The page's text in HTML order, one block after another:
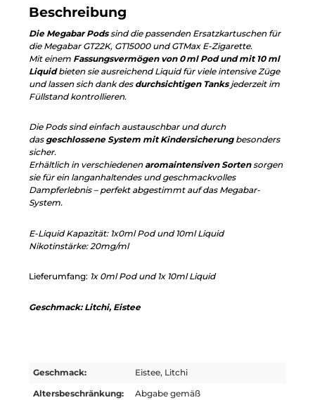
Beschreibung
Die Megabar Podssind die passenden Ersatzkartuschen für
die Megabar GT22K, GT15000 und GTMax E-Zigarette.
Mit einem Fassungsvermögen von 0 ml Pod und mit 10 ml
Liquidbieten sie ausreichend Liquid für viele intensive Züge
und lassen sich dank des durchsichtigen Tanksjederzeit im
Füllstand kontrollieren.
Die Pods sind einfach austauschbar und durch
das geschlossene System mit Kindersicherungbesonders
sicher.
Erhältlich in verschiedenenaromaintensiven Sortensorgen
sie für ein langanhaltendes und geschmackvolles
Dampferlebnis – perfekt abgestimmt auf das Megabar-
System.
E-Liquid Kapazität: 1x0ml Pod und 10ml Liquid
Nikotinstärke: 20mg/ml
Lieferumfang: 1x 0ml Pod und 1x 10ml Liquid
Geschmack: Litchi, Eistee
Geschmack:
Eistee, Litchi
Altersbeschränkung:
Abgabe gemäß